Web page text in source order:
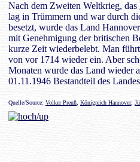
Nach dem Zweiten Weltkrieg, das
lag in Trümmern und war durch
besetzt, wurde das Land
mit Genehmigung der britischen
kurze Zeit wiederbelebt. Man
von vor 1714 wieder ein. Aber
Monaten wurde das Land wieder
01.11.1946 Bestandteil des Landes
Quelle/Source: Volker Preuß Königreich Hannover,